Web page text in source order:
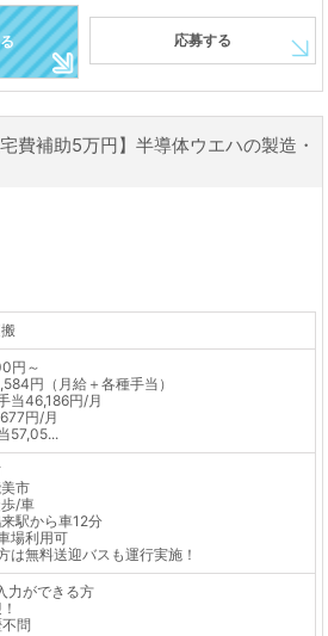
応募する
費補助5万円】半導体ウエハの製造・
円～
円（月給＋各種手当）
当46,186円/月
円/月
57,05...
市
/車
駅から車12分
場利用可
は無料送迎バスも運行実施！
ができる方
問